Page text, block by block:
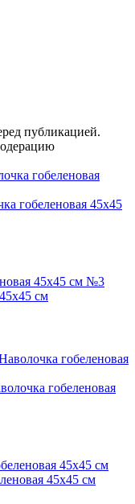
публикацией.
гобеленовая 45х45
№3
см
гобеленовая
45х45 см